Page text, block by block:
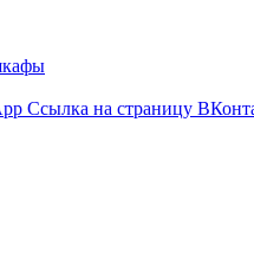
Ссылка на страницу